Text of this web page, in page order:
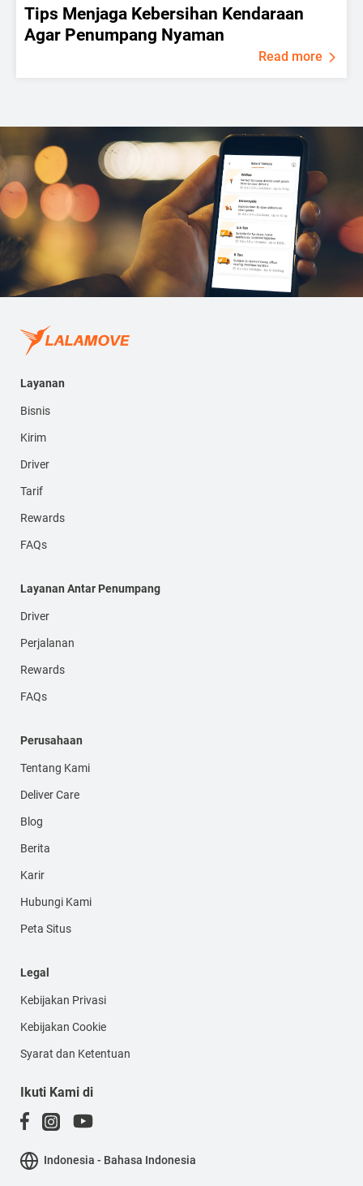
Tips Menjaga Kebersihan Kendaraan
Agar Penumpang Nyaman
Read more
Layanan
Bisnis
Kirim
Driver
Tarif
Rewards
FAQs
Layanan Antar Penumpang
Driver
Perjalanan
Rewards
FAQs
Perusahaan
Tentang Kami
Deliver Care
Blog
Berita
Karir
Hubungi Kami
Peta Situs
Legal
Kebijakan Privasi
Kebijakan Cookie
Syarat dan Ketentuan
Ikuti Kami di
Indonesia - Bahasa Indonesia